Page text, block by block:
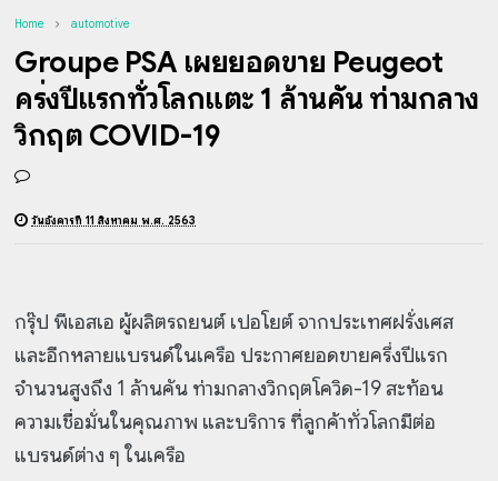
Home automotive
Groupe PSA เผยยอดขาย Peugeot
ครึ่งปีแรกทั่วโลกแตะ 1 ล้านคัน ท่ามกลาง
วิกฤต COVID-19
วันอังคารที่ 11 สิงหาคม พ.ศ. 2563
กรุ๊ป พีเอสเอ ผู้ผลิตรถยนต์ เปอโยต์ จากประเทศฝรั่งเศส
และอีกหลายแบรนด์ในเครือ ประกาศยอดขายครึ่งปีแรก
จำนวนสูงถึง 1 ล้านคัน ท่ามกลางวิกฤตโควิด-19 สะท้อน
ความเชื่อมั่นในคุณภาพ และบริการ ที่ลูกค้าทั่วโลกมีต่อ
แบรนด์ต่าง ๆ ในเครือ